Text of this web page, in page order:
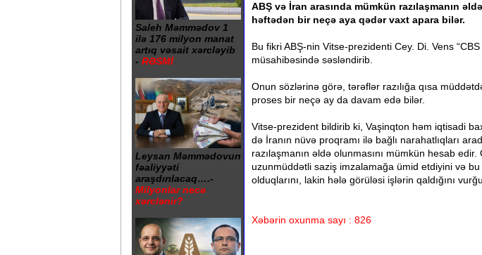
Saleh Məmmədov 1
ilə 176 milyon manat
artıq vəsait xərcləyib
- RƏSMİ
Leysan Məmmədovun
fəaliyyəti
araşdırılacaq….-
Milyonlar necə
xərclənir?
ABŞ və İran arasında mümkün razılaşmanın
həftədən bir neçə aya qədər vaxt apara bilər.
Bu fikri ABŞ-nin Vitse-prezidenti Cey. Di. Vens “CBS
müsahibəsində səsləndirib.
Onun sözlərinə görə, tərəflər razılığa qısa
proses bir neçə ay da davam edə bilər.
Vitse-prezident bildirib ki, Vaşinqton həm iqtisadi
də İranın nüvə proqramı ilə bağlı narahatlıqları
razılaşmanın əldə olunmasını mümkün hesab edir.
uzunmüddətli saziş imzalamağa ümid etdiyini və bu
olduqlarını, lakin hələ görüləsi işlərin qaldığını
Xəbərin oxunma sayı : 826